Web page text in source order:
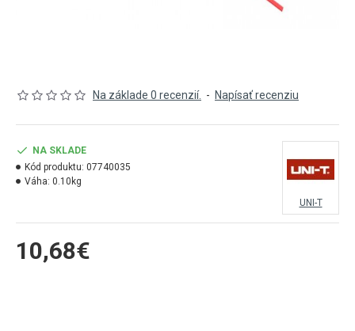
Na základe 0 recenzií. - Napísať recenziu
10,68€
NA SKLADE
Kód produktu: 07740035
Váha: 0.10kg
UNI-T